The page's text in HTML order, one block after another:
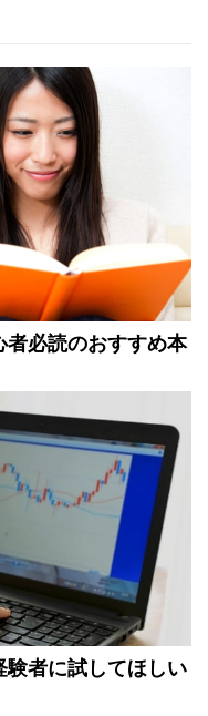
必読のおすすめ本
者に試してほしい